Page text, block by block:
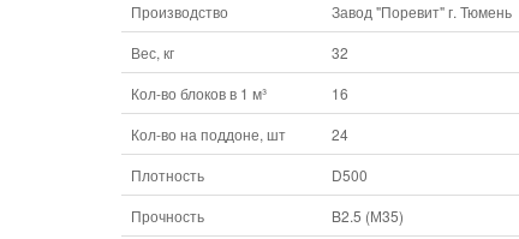
Производство
Завод "Поревит" г. Тюмень
Вес, кг
32
Кол-во блоков в 1 м³
16
Кол-во на поддоне, шт
24
Плотность
D500
Прочность
B2.5 (М35)